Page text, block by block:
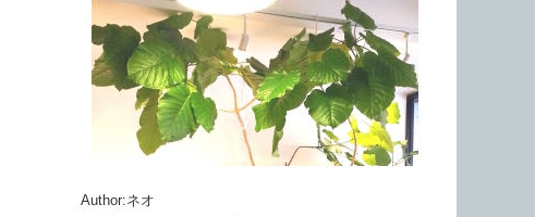
Author:ネオ